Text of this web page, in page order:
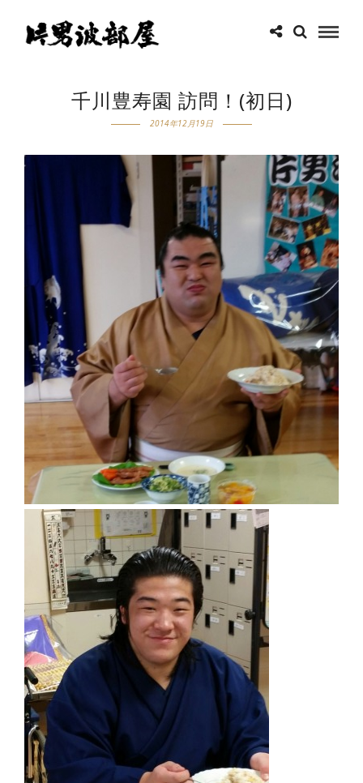
千川豊寿園 訪問！(初日)
2014年12月19日